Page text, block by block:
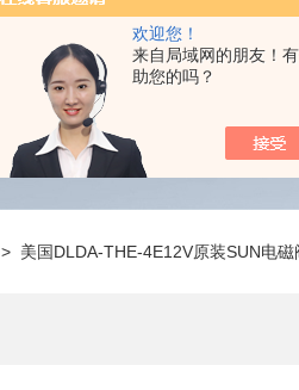
欢迎您！
来自局域网的朋友！
助您的吗？
> 美国DLDA-THE-4E12V原装SUN电磁